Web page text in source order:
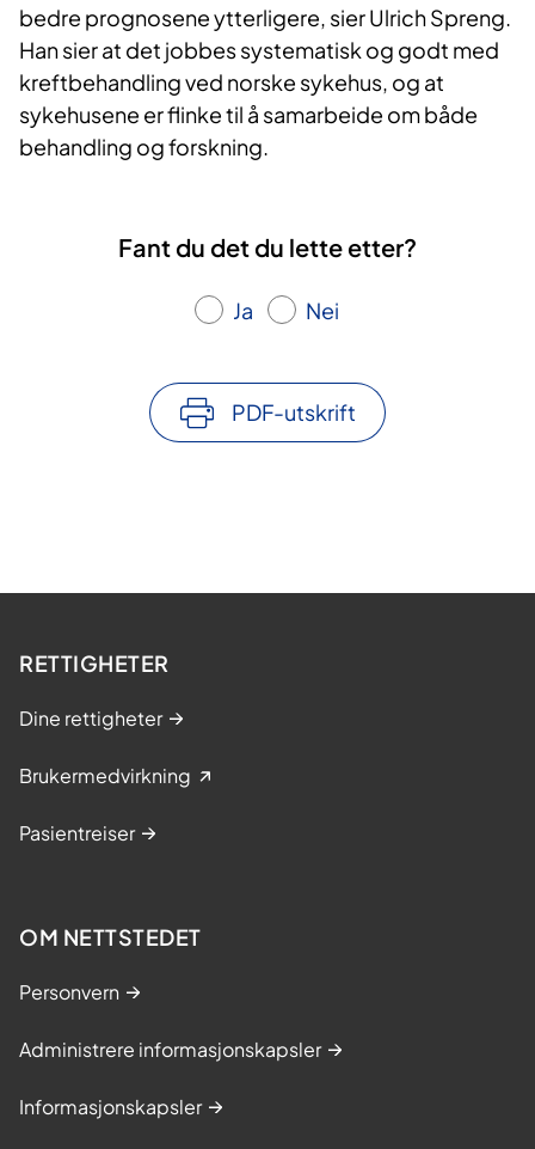
bedre prognosene ytterligere, sier Ulrich Spreng.
Han sier at det jobbes systematisk og godt med
kreftbehandling ved norske sykehus, og at
sykehusene er flinke til å samarbeide om både
behandling og forskning.
Fant du det du lette etter?
Ja Nei
PDF-utskrift
RETTIGHETER
Dine rettigheter
Brukermedvirkning
Pasientreiser
OM NETTSTEDET
Personvern
Administrere informasjonskapsler
Informasjonskapsler